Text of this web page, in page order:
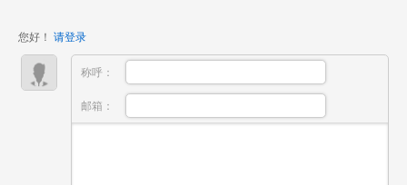
的画风、...
您好！ 请登录
称呼：
邮箱：